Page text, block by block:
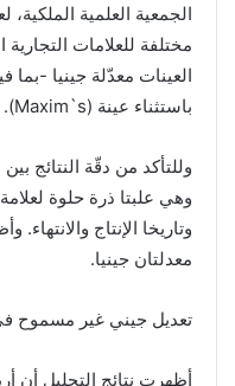
الجمعية العلمية
مختلفة للعلامات
باستثناء عينة (Maxim`s).
وللتأكد من دقّة النتائج
وهي علبتا ذرة حلوة
وتاريخا الإنتاج
معدلتان جينيا.
تعديل جيني غير مسموح
أظهرت نتائج التحليل أن